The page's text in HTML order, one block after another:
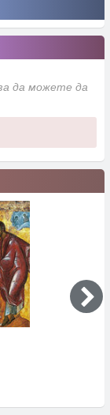
да можете да